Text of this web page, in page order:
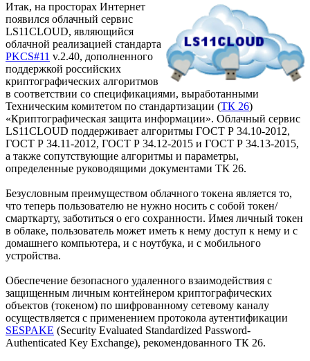
Итак, на просторах Интернет
появился облачный сервис
LS11CLOUD, являющийся
облачной реализацией стандарта
PKCS#11 v.2.40, дополненного
поддержкой российских
криптографических алгоритмов
в соответствии со спецификациями, выработанными
Техническим комитетом по стандартизации (ТК 26)
«Криптографическая защита информации». Облачный сервис
LS11CLOUD поддерживает алгоритмы ГОСТ Р 34.10-2012,
ГОСТ Р 34.11-2012, ГОСТ Р 34.12-2015 и ГОСТ Р 34.13-2015,
а также сопутствующие алгоритмы и параметры,
определенные руководящими документами ТК 26.
Безусловным преимуществом облачного токена является то,
что теперь пользователю не нужно носить с собой токен/
смарткарту, заботиться о его сохранности. Имея личный токен
в облаке, пользователь может иметь к нему доступ к нему и с
домашнего компьютера, и с ноутбука, и с мобильного
устройства.
Обеспечение безопасного удаленного взаимодействия с
защищенным личным контейнером криптографических
объектов (токеном) по шифрованному сетевому каналу
осуществляется с применением протокола аутентификации
SESPAKE (Security Evaluated Standardized Password-
Authenticated Key Exchange), рекомендованного ТК 26.